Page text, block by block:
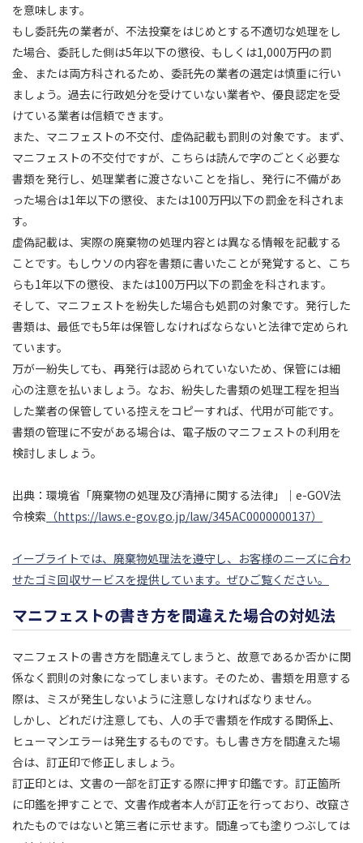
を意味します。
もし委託先の業者が、不法投棄をはじめとする不適切な処理をし
た場合、委託した側は5年以下の懲役、もしくは1,000万円の罰
金、または両方科されるため、委託先の業者の選定は慎重に行い
ましょう。過去に行政処分を受けていない業者や、優良認定を受
けている業者は信頼できます。
また、マニフェストの不交付、虚偽記載も罰則の対象です。まず、
マニフェストの不交付ですが、こちらは読んで字のごとく必要な
書類を発行し、処理業者に渡さないことを指し、発行に不備があ
った場合は1年以下の懲役、または100万円以下の罰金を科されま
す。
虚偽記載は、実際の廃棄物の処理内容とは異なる情報を記載する
ことです。もしウソの内容を書類に書いたことが発覚すると、こち
らも1年以下の懲役、または100万円以下の罰金を科されます。
そして、マニフェストを紛失した場合も処罰の対象です。発行した
書類は、最低でも5年は保管しなければならないと法律で定められ
ています。
万が一紛失しても、再発行は認められていないため、保管には細
心の注意を払いましょう。なお、紛失した書類の処理工程を担当
した業者の保管している控えをコピーすれば、代用が可能です。
書類の管理に不安がある場合は、電子版のマニフェストの利用を
検討しましょう。
出典：環境省「廃棄物の処理及び清掃に関する法律」｜e-GOV法
令検索 （https://laws.e-gov.go.jp/law/345AC0000000137）
イーブライトでは、廃棄物処理法を遵守し、お客様のニーズに合わ
せたゴミ回収サービスを提供しています。ぜひご覧ください。
マニフェストの書き方を間違えた場合の対処法
マニフェストの書き方を間違えてしまうと、故意であるか否かに関
係なく罰則の対象になってしまいます。そのため、書類を用意する
際は、ミスが発生しないように注意しなければなりません。
しかし、どれだけ注意しても、人の手で書類を作成する関係上、
ヒューマンエラーは発生するものです。もし書き方を間違えた場
合は、訂正印で修正しましょう。
訂正印とは、文書の一部を訂正する際に押す印鑑です。訂正箇所
に印鑑を押すことで、文書作成者本人が訂正を行っており、改竄さ
れたものではないと第三者に示せます。間違っても塗りつぶしては